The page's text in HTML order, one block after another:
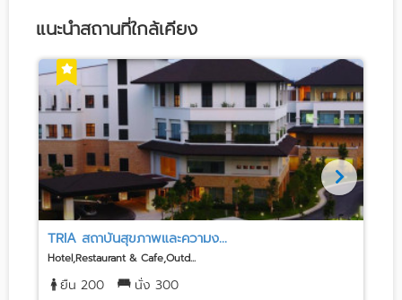
แนะนำสถานที่ใกล้เคียง
TRIA สถาบันสุขภาพและความง...
Hotel,Restaurant & Cafe,Outd...
ยืน 200 นั่ง 300